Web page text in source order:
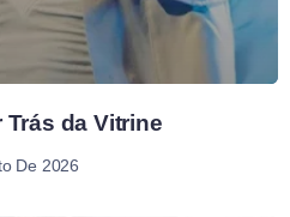
Trás da Vitrine
De 2026